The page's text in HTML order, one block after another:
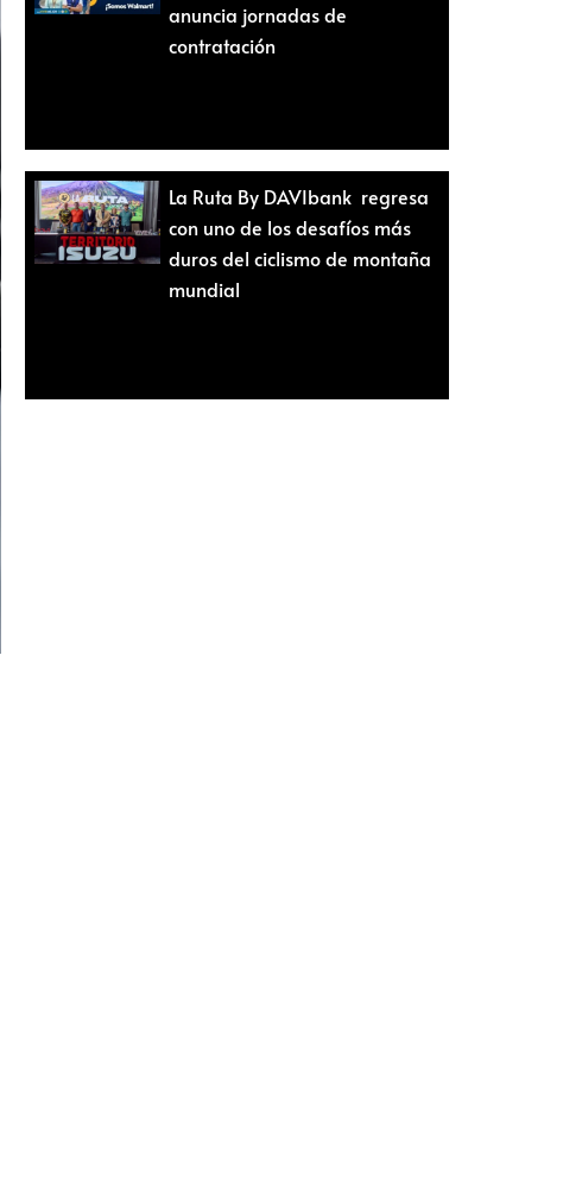
anuncia jornadas de
contratación
La Ruta By DAVIbank regresa
con uno de los desafíos más
duros del ciclismo de montaña
mundial